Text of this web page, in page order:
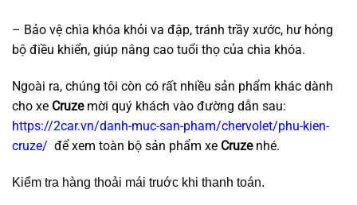
– Bảo vệ chìa khóa khỏi va đập, tránh trầy xước, hư hỏng
bộ điều khiển, giúp nâng cao tuổi thọ của chìa khóa.
Ngoài ra, chúng tôi còn có rất nhiều sản phẩm khác dành
cho xe Cruzemời quý khách vào đường dẫn sau:
https://2car.vn/danh-muc-san-pham/chervolet/phu-kien-
cruze/ để xem toàn bộ sản phẩm xe Cruzenhé.
Kiểm tra hàng thoải mái truớc khi thanh toán.